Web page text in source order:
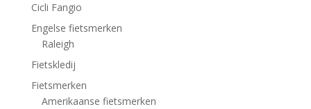
Cicli Fangio
Engelse fietsmerken
Raleigh
Fietskledij
Fietsmerken
Amerikaanse fietsmerken